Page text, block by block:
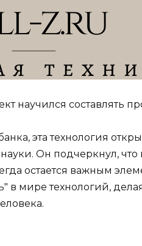
научился составлять
эта технология
Он подчеркнул, что
остается важным
в мире технологий,